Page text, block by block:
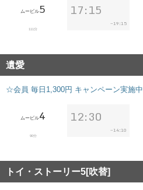
ムービル5
111分
17:15
~19:15
遺愛
☆会員 毎日1,300円 キャンペーン実施中
ムービル4
90分
12:30
~14:10
トイ・ストーリー5[吹替]